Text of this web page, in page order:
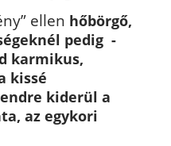
ellen hőbörgő,
pedig -
karmikus,
kissé
kiderül a
az egykori